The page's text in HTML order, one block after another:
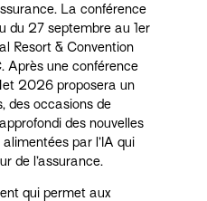
La conférence
du 27 septembre au 1er
Resort & Convention
Après une conférence
2026 proposera un
des occasions de
des nouvelles
par l’IA qui
de l’assurance.
qui permet aux